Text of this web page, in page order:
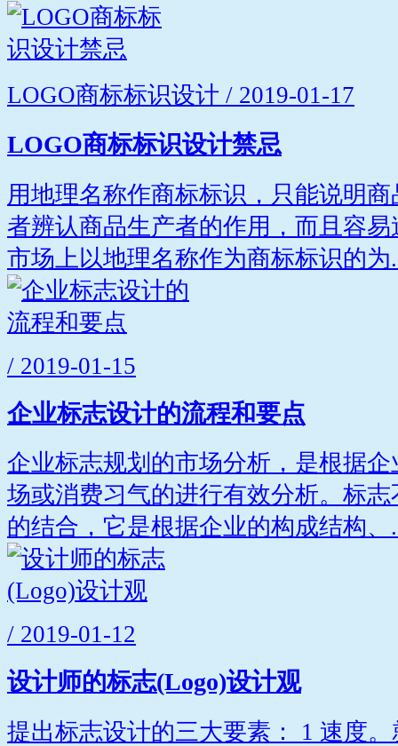
LOGO商标标识设计 / 2019-01-17
LOGO商标标识设计禁忌
用地理名称作商标标识，只能说明
者辨认商品生产者的作用，而且容
市场上以地理名称作为商标标识的为
/ 2019-01-15
企业标志设计的流程和要点
企业标志规划的市场分析，是根据
场或消费习气的进行有效分析。标
的结合，它是根据企业的构成结构、
/ 2019-01-12
设计师的标志(Logo)设计观
提出标志设计的三大要素： 1 速度